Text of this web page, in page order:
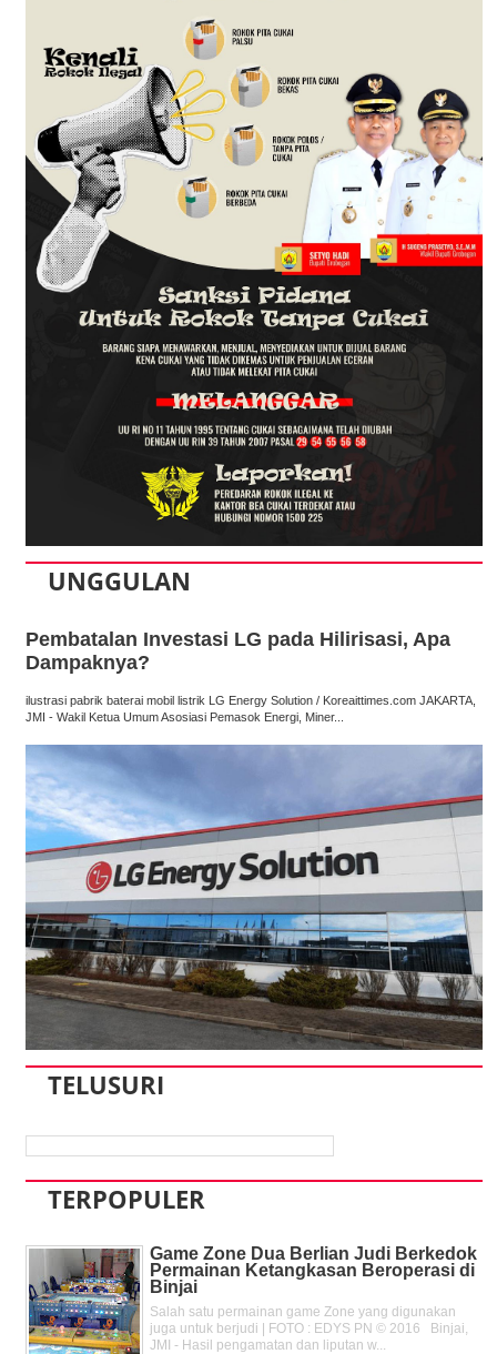
UNGGULAN
Pembatalan Investasi LG pada Hilirisasi, Apa
Dampaknya?
ilustrasi pabrik baterai mobil listrik LG Energy Solution / Koreaittimes.com JAKARTA,
JMI - Wakil Ketua Umum Asosiasi Pemasok Energi, Miner...
TELUSURI
TERPOPULER
Game Zone Dua Berlian Judi Berkedok
Permainan Ketangkasan Beroperasi di
Binjai
Salah satu permainan game Zone yang digunakan
juga untuk berjudi | FOTO : EDYS PN © 2016 Binjai,
JMI - Hasil pengamatan dan liputan w...